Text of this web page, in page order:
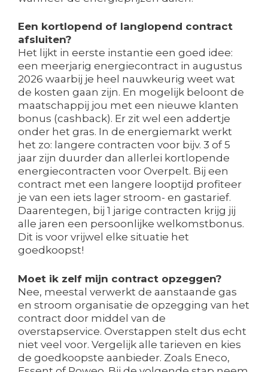
Een kortlopend of langlopend contract
afsluiten?
Het lijkt in eerste instantie een goed idee:
een meerjarig energiecontract in augustus
2026 waarbij je heel nauwkeurig weet wat
de kosten gaan zijn. En mogelijk beloont de
maatschappij jou met een nieuwe klanten
bonus (cashback). Er zit wel een addertje
onder het gras. In de energiemarkt werkt
het zo: langere contracten voor bijv. 3 of 5
jaar zijn duurder dan allerlei kortlopende
energiecontracten voor Overpelt. Bij een
contract met een langere looptijd profiteer
je van een iets lager stroom- en gastarief.
Daarentegen, bij 1 jarige contracten krijg jij
alle jaren een persoonlijke welkomstbonus.
Dit is voor vrijwel elke situatie het
goedkoopst!
Moet ik zelf mijn contract opzeggen?
Nee, meestal verwerkt de aanstaande gas
en stroom organisatie de opzegging van het
contract door middel van de
overstapservice. Overstappen stelt dus echt
niet veel voor. Vergelijk alle tarieven en kies
de goedkoopste aanbieder. Zoals Eneco,